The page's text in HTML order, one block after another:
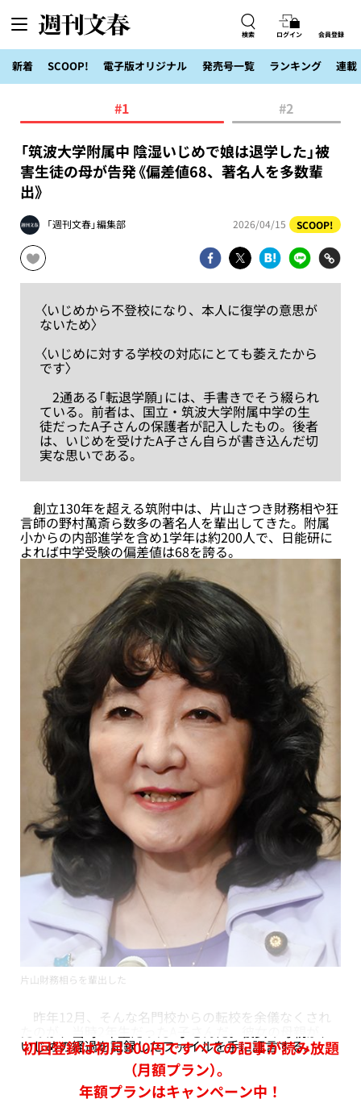
検索 ログイン 会員登録
新着 SCOOP! 電子版オリジナル 発売号一覧 ランキング 連載
#1 #2
「筑波大学附属中 陰湿いじめで娘は退学した」被
害生徒の母が告発《偏差値68、著名人を多数輩
出》
「週刊文春」編集部 2026/04/15 SCOOP!
〈いじめから不登校になり、本人に復学の意思が
ないため〉
〈いじめに対する学校の対応にとても萎えたから
です〉
2通ある「転退学願」には、手書きでそう綴られ
ている。前者は、国立・筑波大学附属中学の生
徒だったA子さんの保護者が記入したもの。後者
は、いじめを受けたA子さん自らが書き込んだ切
実な思いである。
創立130年を超える筑附中は、片山さつき財務相や狂
言師の野村萬斎ら数多の著名人を輩出してきた。附属
小からの内部進学を含め1学年は約200人で、日能研に
よれば中学受験の偏差値は68を誇る。
片山財務相らを輩出した
昨年12月、そんな名門校からの転校を余儀なくされ
いじめの経過を記録したファイルを手に証言する。
初回登録は初月300円ですべての記事が読み放題
（月額プラン）。
年額プランはキャンペーン中！